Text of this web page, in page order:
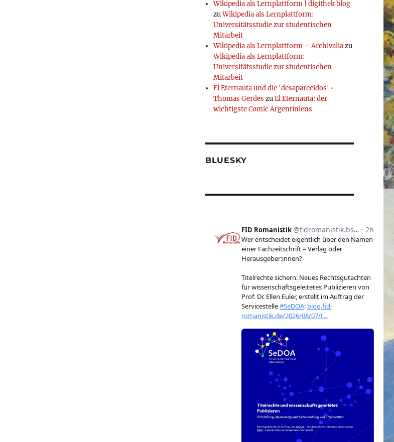
Wikipedia als Lernplattform | digithek blog
zuWikipedia als Lernplattform:
Universitätsstudie zur studentischen
Mitarbeit
Wikipedia als Lernplattform – Archivaliazu
Wikipedia als Lernplattform:
Universitätsstudie zur studentischen
Mitarbeit
El Eternauta und die 'desaparecidos' •
Thomas Gerdes zuEl Eternauta: der
wichtigste Comic Argentiniens
BLUESKY